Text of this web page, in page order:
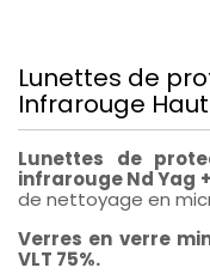
Lunettes de
Infrarouge
Lunettes de
infrarouge Nd Yag +
de nettoyage en
Verres en verre
VLT 75%.